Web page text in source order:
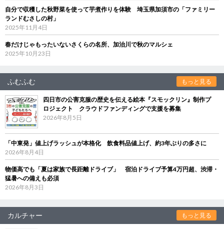
自分で収穫した秋野菜を使って芋煮作りを体験 埼玉県加須市の「ファミリー
ランドむさしの村」
2025年11月4日
春だけじゃもったいないさくらの名所、加治川で秋のマルシェ
2025年10月23日
ふむふむ もっと見る
四日市の公害克服の歴史を伝える絵本『スモックリン』制作プ
ロジェクト クラウドファンディングで支援を募集
2026年8月5日
「中東発」値上げラッシュが本格化 飲食料品値上げ、約3年ぶりの多さに
2026年8月4日
物価高でも「夏は家族で長距離ドライブ」 宿泊ドライブ予算4万円超、渋滞・
猛暑への備えも必須
2026年8月3日
カルチャー もっと見る